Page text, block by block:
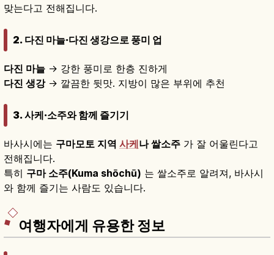
맞는다고 전해집니다.
2. 다진 마늘·다진 생강으로 풍미 업
다진 마늘 → 강한 풍미로 한층 진하게
다진 생강→ 깔끔한 뒷맛. 지방이 많은 부위에 추천
3. 사케·소주와 함께 즐기기
바사시에는 구마모토 지역 사케나 쌀소주 가 잘 어울린다고
전해집니다.
특히 구마 소주(Kuma shōchū) 는 쌀소주로 알려져, 바사시
와 함께 즐기는 사람도 있습니다.
여행자에게 유용한 정보